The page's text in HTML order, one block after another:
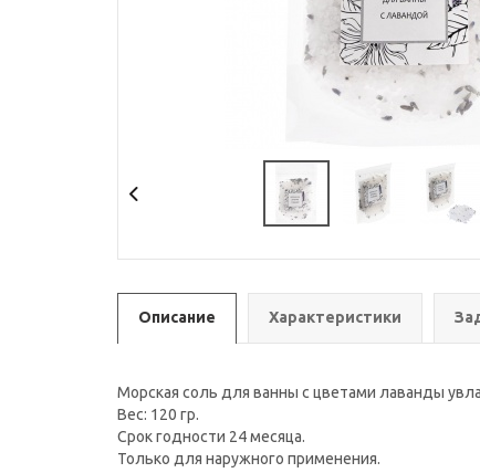
Описание Характеристики
Морская соль для ванны с цветами лаванды
Вес: 120 гр.
Срок годности 24 месяца.
Только для наружного применения.